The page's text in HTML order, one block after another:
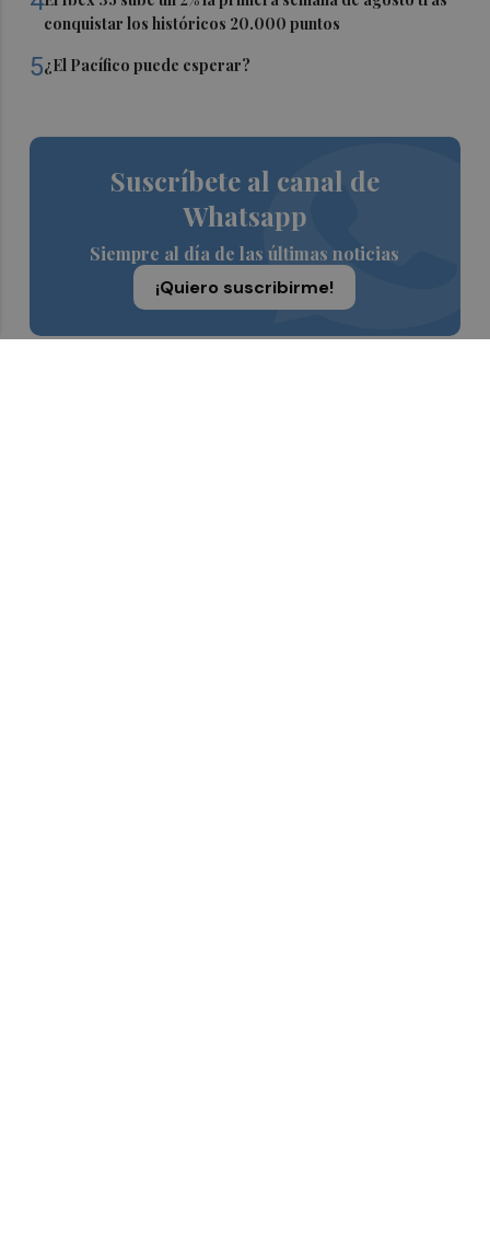
conquistar los históricos 20.000 puntos
5¿El Pacífico puede esperar?
Suscríbete al canal de
Whatsapp
Siempre al día de las últimas noticias
¡Quiero suscribirme!